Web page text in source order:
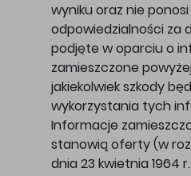
wyniku oraz nie
odpowiedzialności za
podjęte w oparciu o
zamieszczone
jakiekolwiek szkody
wykorzystania tych
Informacje
stanowią oferty (w
dnia 23 kwietnia 1964